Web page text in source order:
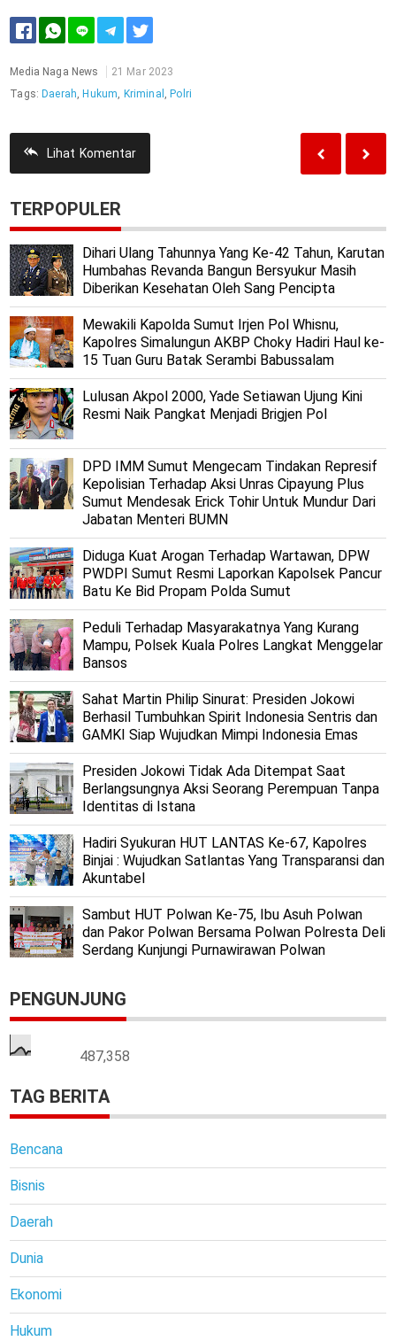
Media Naga News
21 Mar 2023
Tags: Daerah, Hukum, Kriminal , Polri
Lihat Komentar
TERPOPULER
Dihari Ulang Tahunnya Yang Ke-42 Tahun, Karutan
Humbahas Revanda Bangun Bersyukur Masih
Diberikan Kesehatan Oleh Sang Pencipta
Mewakili Kapolda Sumut Irjen Pol Whisnu,
Kapolres Simalungun AKBP Choky Hadiri Haul ke-
15 Tuan Guru Batak Serambi Babussalam
Lulusan Akpol 2000, Yade Setiawan Ujung Kini
Resmi Naik Pangkat Menjadi Brigjen Pol
DPD IMM Sumut Mengecam Tindakan Represif
Kepolisian Terhadap Aksi Unras Cipayung Plus
Sumut Mendesak Erick Tohir Untuk Mundur Dari
Jabatan Menteri BUMN
Diduga Kuat Arogan Terhadap Wartawan, DPW
PWDPI Sumut Resmi Laporkan Kapolsek Pancur
Batu Ke Bid Propam Polda Sumut
Peduli Terhadap Masyarakatnya Yang Kurang
Mampu, Polsek Kuala Polres Langkat Menggelar
Bansos
Sahat Martin Philip Sinurat: Presiden Jokowi
Berhasil Tumbuhkan Spirit Indonesia Sentris dan
GAMKI Siap Wujudkan Mimpi Indonesia Emas
Presiden Jokowi Tidak Ada Ditempat Saat
Berlangsungnya Aksi Seorang Perempuan Tanpa
Identitas di Istana
Hadiri Syukuran HUT LANTAS Ke-67, Kapolres
Binjai : Wujudkan Satlantas Yang Transparansi dan
Akuntabel
Sambut HUT Polwan Ke-75, Ibu Asuh Polwan
dan Pakor Polwan Bersama Polwan Polresta Deli
Serdang Kunjungi Purnawirawan Polwan
PENGUNJUNG
487,358
TAG BERITA
Bencana
Bisnis
Daerah
Dunia
Ekonomi
Hukum